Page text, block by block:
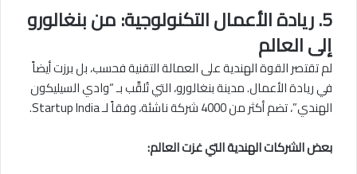
5. ريادة الأعمال التكنولوجية: من بنغالورو
إلى العالم
لم تقتصر القوة الهندية على العمالة التقنية فحسب، بل برزت أيضاً
في ريادة الأعمال. مدينة بنغالورو، التي تُلقَّب بـ “وادي السيليكون
الهندي”، تضم أكثر من 4000 شركة ناشئة، وفقاً لـ Startup India.
بعض الشركات الهندية التي غزت العالم: